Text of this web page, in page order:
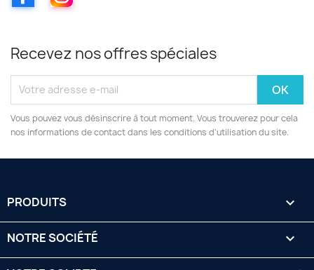
Recevez nos offres spéciales
Vous pouvez vous désinscrire à tout moment. Vous trouverez pour cela
nos informations de contact dans les conditions d'utilisation du site.
PRODUITS 
NOTRE SOCIÉTÉ 